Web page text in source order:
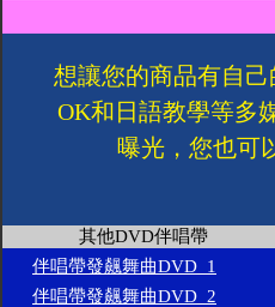
想讓您的商品有自
OK和日語教學等多
曝光，您也可
其他DVD伴唱帶
伴唱帶發飆舞曲DVD_1
伴唱帶發飆舞曲DVD_2